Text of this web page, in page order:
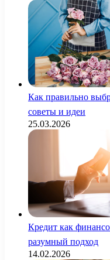
Как правильно
советы и идеи
25.03.2026
Кредит как
разумный подход
14.02.2026